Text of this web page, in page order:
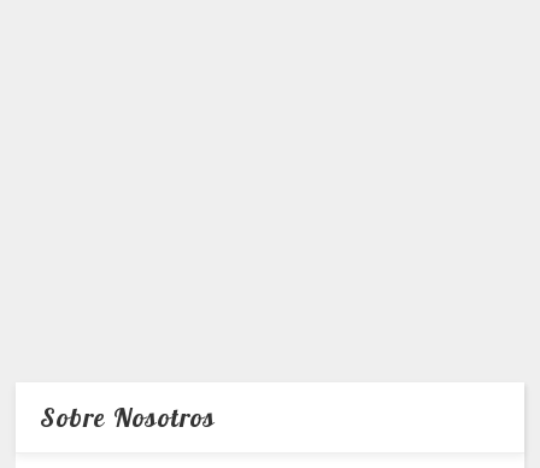
Sobre Nosotros